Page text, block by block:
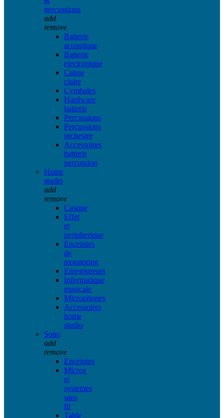
percussions
add
remove
Batterie
acoustique
Batterie
electronique
Caisse
claire
Cymbales
Hardware
batterie
Percussions
Percussions
orchestre
Accessoires
batterie
percussion
Home
studio
add
remove
Casque
Effet
et
peripherique
Enceintes
de
monitoring
Enregistreurs
Informatique
musicale
Microphones
Accessoires
home
studio
Sono
add
remove
Enceintes
Micros
et
systemes
sans
fil
Table